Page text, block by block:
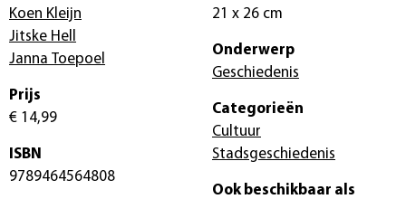
Koen Kleijn
Jitske Hell
Janna Toepoel
Prijs
€ 14,99
ISBN
9789464564808
21 x 26 cm
Onderwerp
Geschiedenis
Categorieën
Cultuur
Stadsgeschiedenis
Ook beschikbaar als